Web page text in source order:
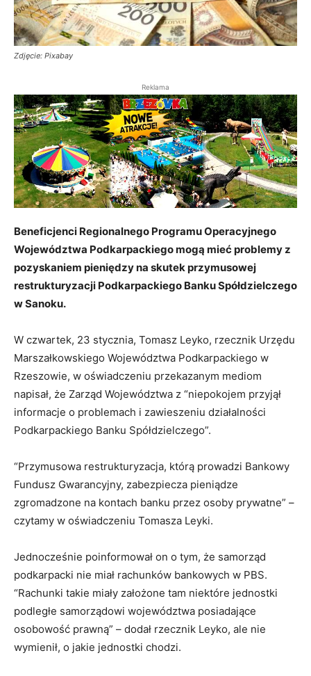
Zdjęcie: Pixabay
Reklama
Beneficjenci Regionalnego Programu Operacyjnego
Województwa Podkarpackiego mogą mieć problemy z
pozyskaniem pieniędzy na skutek przymusowej
restrukturyzacji Podkarpackiego Banku Spółdzielczego
w Sanoku.
W czwartek, 23 stycznia, Tomasz Leyko, rzecznik Urzędu
Marszałkowskiego Województwa Podkarpackiego w
Rzeszowie, w oświadczeniu przekazanym mediom
napisał, że Zarząd Województwa z “niepokojem przyjął
informacje o problemach i zawieszeniu działalności
Podkarpackiego Banku Spółdzielczego”.
“Przymusowa restrukturyzacja, którą prowadzi Bankowy
Fundusz Gwarancyjny, zabezpiecza pieniądze
zgromadzone na kontach banku przez osoby prywatne” –
czytamy w oświadczeniu Tomasza Leyki.
Jednocześnie poinformował on o tym, że samorząd
podkarpacki nie miał rachunków bankowych w PBS.
“Rachunki takie miały założone tam niektóre jednostki
podległe samorządowi województwa posiadające
osobowość prawną” – dodał rzecznik Leyko, ale nie
wymienił, o jakie jednostki chodzi.